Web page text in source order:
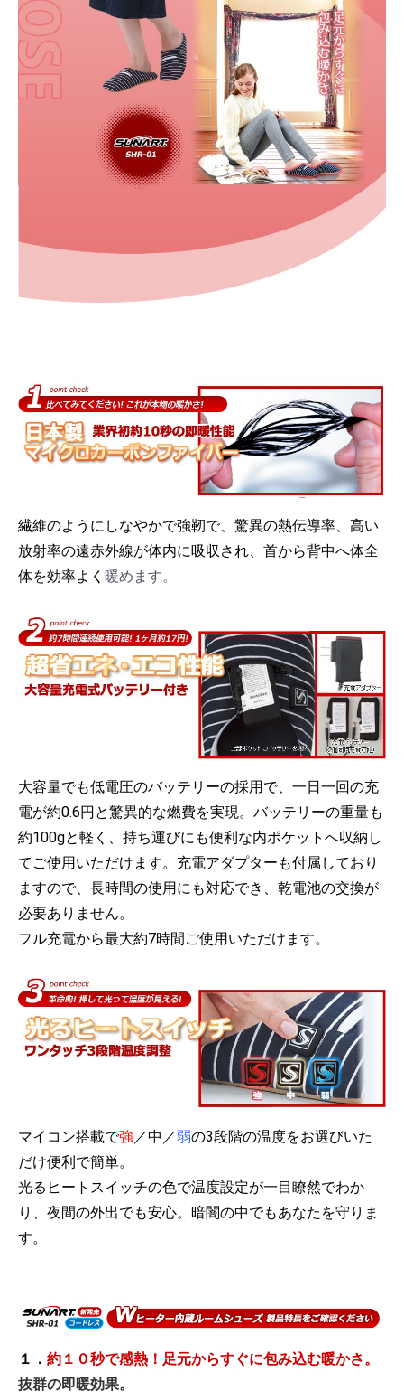
繊維のようにしなやかで強靭で、驚異の熱伝導率、高い
放射率の遠赤外線が体内に吸収され、首から背中へ体全
体を効率よく 暖めます。
大容量でも低電圧のバッテリーの採用で、一日一回の充
電が約0.6円と驚異的な燃費を実現。バッテリーの重量も
約100gと軽く、持ち運びにも便利な内ポケットへ収納し
てご使用いただけます。充電アダプターも付属しており
ますので、長時間の使用にも対応でき、乾電池の交換が
必要ありません。
フル充電から最大約7時間ご使用いただけます。
マイコン搭載で強 ／中／弱の3段階の温度をお選びいた
だけ便利で簡単。
光るヒートスイッチの色で温度設定が一目瞭然でわか
り、夜間の外出でも安心。暗闇の中でもあなたを守りま
す。
１． 約１０秒で感熱！足元からすぐに包み込む暖かさ。
抜群の即暖効果。